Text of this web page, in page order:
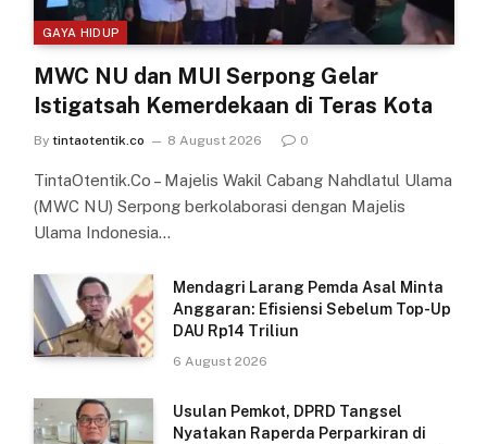
GAYA HIDUP
MWC NU dan MUI Serpong Gelar
Istigatsah Kemerdekaan di Teras Kota
By tintaotentik.co 8 August 2026 0
TintaOtentik.Co – Majelis Wakil Cabang Nahdlatul Ulama
(MWC NU) Serpong berkolaborasi dengan Majelis
Ulama Indonesia…
Mendagri Larang Pemda Asal Minta
Anggaran: Efisiensi Sebelum Top-Up
DAU Rp14 Triliun
6 August 2026
Usulan Pemkot, DPRD Tangsel
Nyatakan Raperda Perparkiran di